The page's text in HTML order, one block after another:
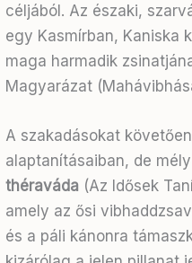
céljából. Az északi,
egy Kasmírban, Kaniska
maga harmadik
Magyarázat
A szakadásokat
alaptanításaiban, de
théraváda(Az Idősek
amely az ősi
és a páli kánonra